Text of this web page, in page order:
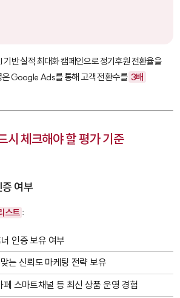
기반 실적 최대화 캠페인으로 정기후원 전환율을
은 Google Ads를 통해 고객 전환수를 3배
시 체크해야 할 평가 기준
증 여부
스트 :
인증 보유 여부
는 신뢰도 마케팅 전략 보유
스마트채널 등 최신 상품 운영 경험